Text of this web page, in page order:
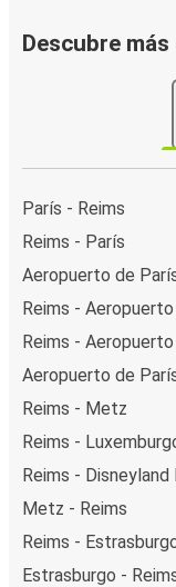
Descubre
París - Reims
Reims - París
Aeropuerto de
Reims -
Reims -
Aeropuerto de
Reims - Metz
Reims -
Reims - Disneyland
Metz - Reims
Reims -
Estrasburgo -